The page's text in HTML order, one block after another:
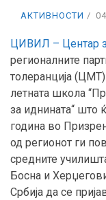
АКТИВНОСТИ
ЦИВИЛ – Центар
регионалните
толеранција (ЦМТ)
летната школа
за иднината“ што
година во
од регионот ги
средните
Босна и
Србија да се